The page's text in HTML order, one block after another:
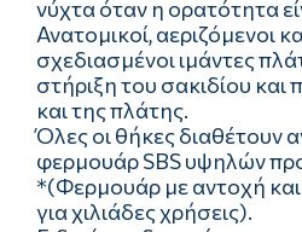
νύχτα όταν η ορατότητα
Ανατομικοί, αεριζόμενοι
σχεδιασμένοι ιμάντες
στήριξη του σακιδίου
και της πλάτης.
Όλες οι θήκες διαθέτουν
φερμουάρ SBS υψηλών
*(Φερμουάρ με αντοχή και
για χιλιάδες χρήσεις).